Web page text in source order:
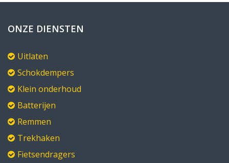
ONZE DIENSTEN
Uitlaten
Schokdempers
Klein onderhoud
Batterijen
Remmen
Trekhaken
Fietsendragers